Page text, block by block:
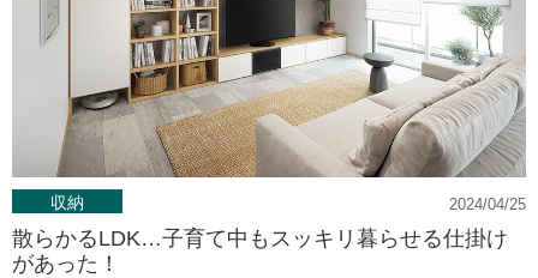
収納
散らかるLDK…子育て中もスッキリ暮らせる仕掛け
があった！
2024/04/25